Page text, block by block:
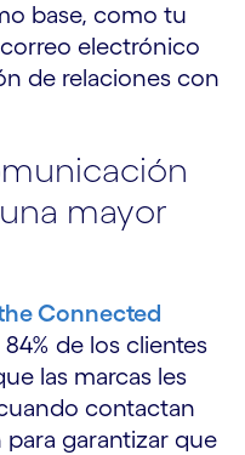
base, como tu
electrónico
de relaciones con
mayor
Connected
de los clientes
las marcas les
contactan
para garantizar que